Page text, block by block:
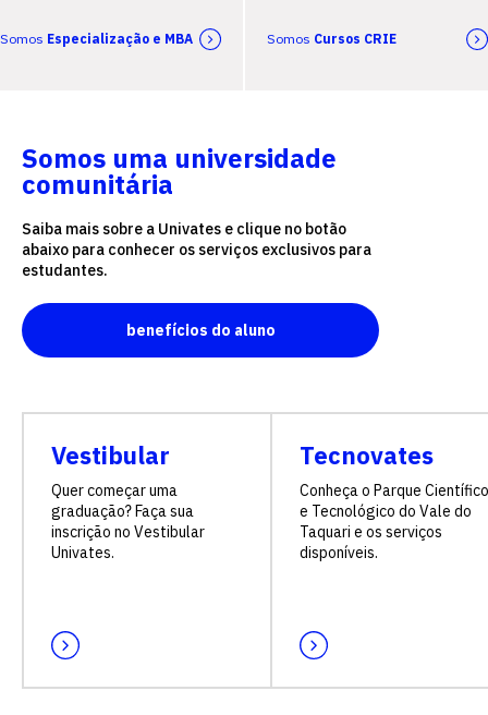
Somos Especialização e MBA Somos Cursos CRIE
Somos uma universidade
comunitária
Saiba mais sobre a Univates e clique no botão
abaixo para conhecer os serviços exclusivos para
estudantes.
benefícios do aluno
Vestibular
Quer começar uma
graduação? Faça sua
inscrição no Vestibular
Univates.
Tecnovates
Conheça o Parque Científico
e Tecnológico do Vale do
Taquari e os serviços
disponíveis.